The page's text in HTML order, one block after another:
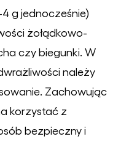
g jednocześnie)
żołądkowo-
czy biegunki. W
należy
Zachowując
korzystać z
bezpieczny i